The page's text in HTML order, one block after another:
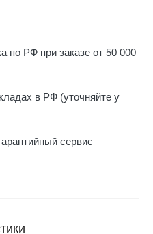
по РФ при заказе от 50 000
в РФ (уточняйте у
сервис